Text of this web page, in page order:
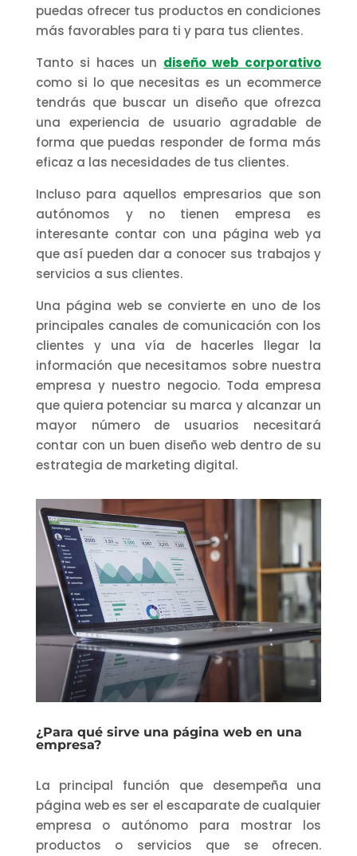
puedas ofrecer tus productos en condiciones
más favorables para ti y para tus clientes.
Tanto si haces un diseño web corporativo
como si lo que necesitas es un ecommerce
tendrás que buscar un diseño que ofrezca
una experiencia de usuario agradable de
forma que puedas responder de forma más
eficaz a las necesidades de tus clientes.
Incluso para aquellos empresarios que son
autónomos y no tienen empresa es
interesante contar con una página web ya
que así pueden dar a conocer sus trabajos y
servicios a sus clientes.
Una página web se convierte en uno de los
principales canales de comunicación con los
clientes y una vía de hacerles llegar la
información que necesitamos sobre nuestra
empresa y nuestro negocio. Toda empresa
que quiera potenciar su marca y alcanzar un
mayor número de usuarios necesitará
contar con un buen diseño web dentro de su
estrategia de marketing digital.
¿Para qué sirve una página web en una
empresa?
La principal función que desempeña una
página web es ser el escaparate de cualquier
empresa o autónomo para mostrar los
productos o servicios que se ofrecen.